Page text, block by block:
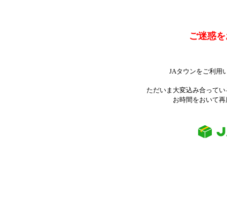
ご迷惑
JAタウンをご利用
ただいま大変込み合って
お時間をおいて